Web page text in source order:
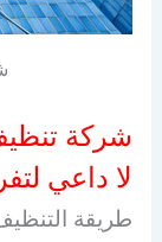
شركة
لا داعي
طريقة